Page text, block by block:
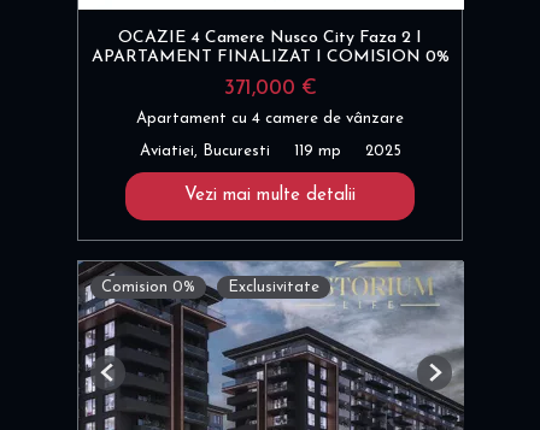
OCAZIE 4 Camere Nusco City Faza 2 I
APARTAMENT FINALIZAT I COMISION 0%
371,000 €
Apartament cu 4 camere de vânzare
Aviatiei, Bucuresti 119 mp 2025
Vezi mai multe detalii
Comision 0% Exclusivitate
Previous Next